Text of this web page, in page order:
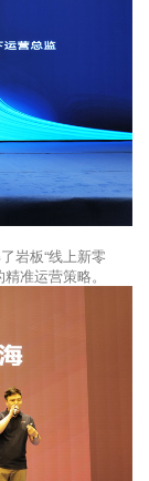
岩板“线上新零
准运营策略。